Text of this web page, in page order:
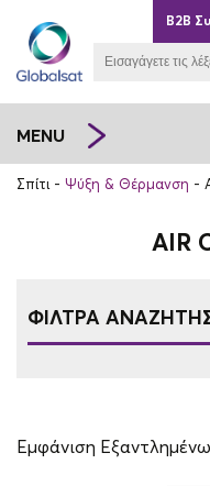
B2B
MENU
Σπίτι Ψύξη & Θέρμανση
AIR
ΦΙΛΤΡΑ
Εμφάνιση